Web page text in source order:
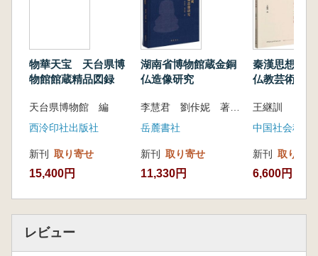
壁・道路・建築・墓葬は、地形に応じて石材を
用いて築かれ、数百年にわたる歴史の中で多く
の石質遺存が形成されました。石製の構件や石
質文物には多様で精巧な文様が刻まれており、
これらは唐崖土司城址においてきわめて貴重な
本書は概説を除き、石(陶)彫遺存の種類を順
に紹介する構成となっており、全体は八つの部
の分類、工芸的特徴、主要な装飾題材について
簡潔に論じています。第二〜第四部分では、牌
内で発掘・採集された可動式の石彫文物を中心
物華天宝 天台県博
物館館蔵精品図録
天台県博物館 編
西泠印社出版社
新刊 取り寄せ
15,400円
湖南省博物館蔵金銅
仏造像研究
李慧君 劉佧妮 著 湖南博物院 編
岳麓書社
新刊 取り寄せ
11,330円
秦漢思想文
仏教芸術論稿
王継訓
中国社会科学
新刊 取り寄せ
6,600円
レビュー